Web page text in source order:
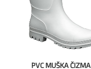
PVC MUŠKA ČIZMA